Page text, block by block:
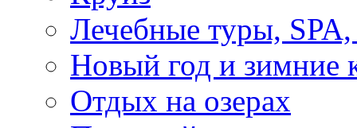
Лечебные туры, SPA,
Новый год и зимние
Отдых на озерах